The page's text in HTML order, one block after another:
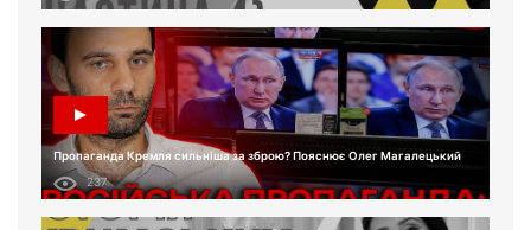
Пропаганда Кремля сильніша за зброю? Пояснює Олег Магалецький
237